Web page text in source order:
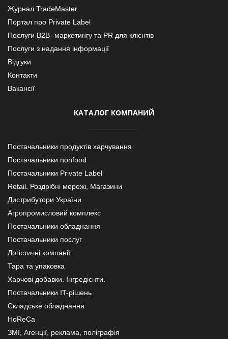
Журнал TradeMaster
Портал про Private Label
Послуги В2В- маркетингу та PR для клієнтів
Послуги з надання інформації
Відгуки
Контакти
Вакансії
КАТАЛОГ КОМПАНИЙ
Постачальники продуктів харчування
Постачальники nonfood
Постачальники Private Label
Retail. Роздрібні мережі, Магазини
Дистрибутори України
Агропромисловий комплекс
Постачальники обладнання
Постачальники послуг
Логістичні компанії
Тара та упаковка
Харчові добавки. Інгредієнти.
Постачальники IT-рішень
Складське обладнання
HoReCa
ЗМІ, Агенції, реклама, поліграфія